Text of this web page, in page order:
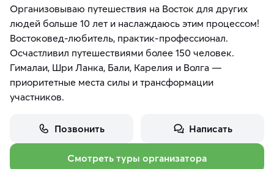
Организовываю путешествия на Восток для других
людей больше 10 лет и наслаждаюсь этим процессом!
Востоковед-любитель, практик-профессионал.
Осчастливил путешествиями более 150 человек.
Гималаи, Шри Ланка, Бали, Карелия и Волга —
приоритетные места силы и трансформации
участников.
Позвонить Написать
Смотреть туры организатора